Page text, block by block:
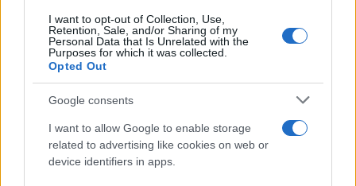
I want to opt-out of Collection, Use,
Retention, Sale, and/or Sharing of my
Personal Data that Is Unrelated with the
Purposes for which it was collected.
Opted Out
Google consents
I want to allow Google to enable storage
related to advertising like cookies on web or
device identifiers in apps.
Rolex όπου άρπαξε Έλληνας οδηγός από
Ουκρανό τουρίστα
Μυστράς: «Φρούριο» το ξενοδοχείο που
έκρυβε τη σορό του 90χρονου ο γιος του –
«Είχαμε να τον δούμε πάνω από 3 χρόνια»
Πόρτο Γερμενό: Η στιγμή που η φωτιά
μπαίνει στο χωριό και καταστρέφει τα
πάντα στο πέρασμά της
Στη Βρετανία στελέχη του ελληνικού FBI